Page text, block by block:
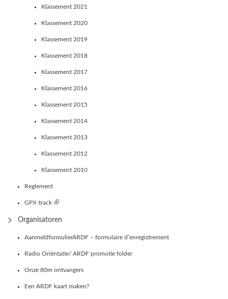
Klassement 2021
Klassement 2020
Klassement 2019
Klassement 2018
Klassement 2017
Klassement 2016
Klassement 2015
Klassement 2014
Klassement 2013
Klassement 2012
Klassement 2010
Reglement
GPX-track
Organisatoren
AanmeldformulierARDF – formulaire d’enregistrement
Radio Oriëntatie/ ARDF promotie folder
Onze 80m ontvangers
Een ARDF kaart maken?